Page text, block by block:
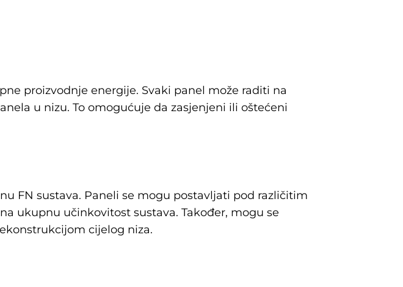
proizvodnje energije. Svaki panel može raditi na
u nizu. To omogućuje da zasjenjeni ili oštećeni
FN sustava. Paneli se mogu postavljati pod različitim
ukupnu učinkovitost sustava. Također, mogu se
cijelog niza.